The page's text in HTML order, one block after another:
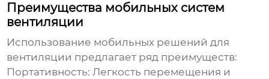
Преимущества мобильных систем
вентиляции
Использование мобильных решений для
вентиляции предлагает ряд преимуществ:
Портативность: Легкость перемещения и